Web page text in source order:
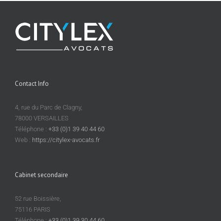
Contact Info
4, rue du Parc de Clagny,
78000 VERSAILLES
Téléphone : +33 (0)1 39 40 44 60
Web : https://citylex-avocats.fr
Cabinet secondaire
52 rue Boissière,
75116 PARIS